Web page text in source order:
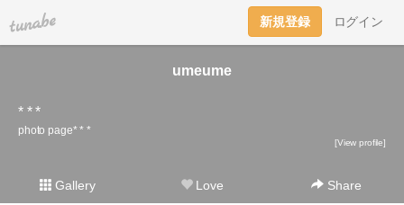
tuna.be 新規登録 ログイン
umeume
* * *
photo page* * *
[View profile]
Gallery Love Share